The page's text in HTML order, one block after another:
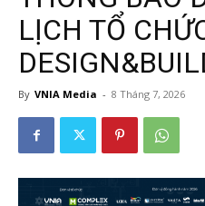
LỊCH TỔ
By VNIA Media - 8 Tháng 7, 2026